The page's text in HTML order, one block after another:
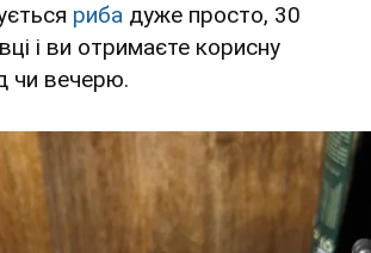
риба дуже просто, 30
і ви отримаєте корисну
чи вечерю.